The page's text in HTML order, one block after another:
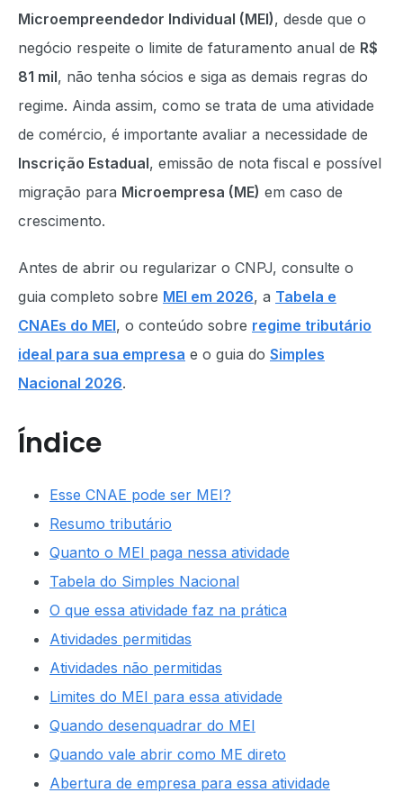
Microempreendedor Individual (MEI), desde que o
negócio respeite o limite de faturamento anual de R$
81 mil, não tenha sócios e siga as demais regras do
regime. Ainda assim, como se trata de uma atividade
de comércio, é importante avaliar a necessidade de
Inscrição Estadual, emissão de nota fiscal e possível
migração para Microempresa (ME) em caso de
crescimento.
Antes de abrir ou regularizar o CNPJ, consulte o
guia completo sobre MEI em 2026, a Tabela e
CNAEs do MEI, o conteúdo sobre regime tributário
ideal para sua empresa e o guia do Simples
Nacional 2026.
Índice
Esse CNAE pode ser MEI?
Resumo tributário
Quanto o MEI paga nessa atividade
Tabela do Simples Nacional
O que essa atividade faz na prática
Atividades permitidas
Atividades não permitidas
Limites do MEI para essa atividade
Quando desenquadrar do MEI
Quando vale abrir como ME direto
Abertura de empresa para essa atividade